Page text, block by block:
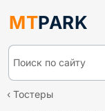
MTPARK
Поиск по сайту
Тостеры